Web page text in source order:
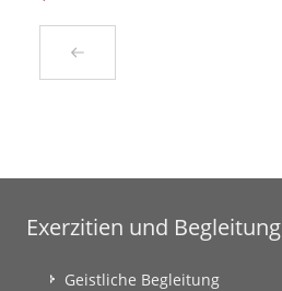
Exerzitien und Begleitung
Geistliche Begleitung